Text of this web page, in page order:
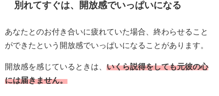
別れてすぐは、開放感でいっぱいになる
あなたとのお付き合いに疲れていた場合、終わらせること
ができたという開放感でいっぱいになることがあります。
開放感を感じているときは、 いくら説得をしても元彼の心
には届きません。